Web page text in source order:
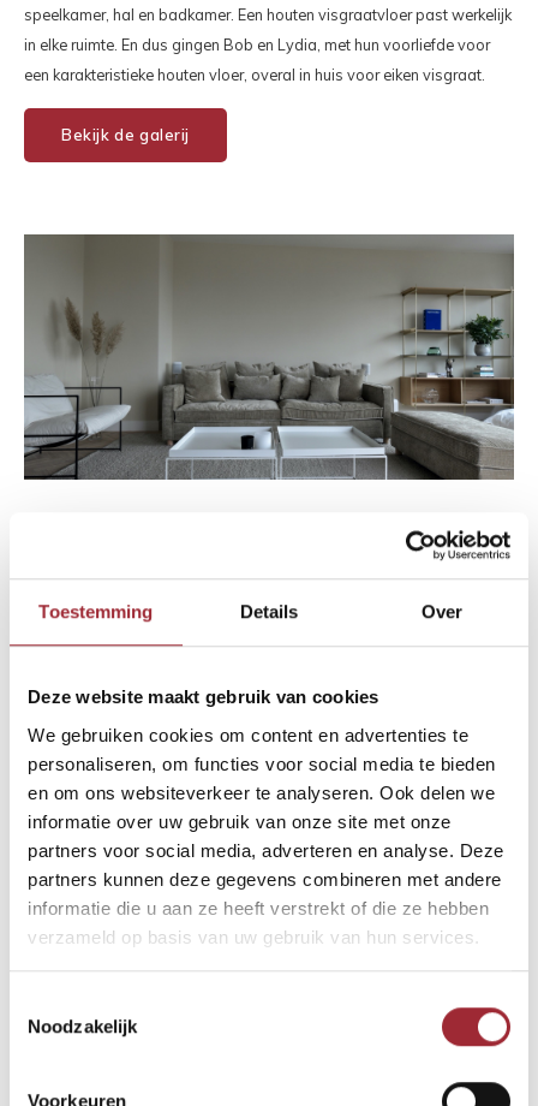
Toestemming Details Over
Deze website maakt gebruik van cookies
We gebruiken cookies om content en advertenties te
personaliseren, om functies voor social media te bieden
en om ons websiteverkeer te analyseren. Ook delen we
informatie over uw gebruik van onze site met onze
partners voor social media, adverteren en analyse. Deze
partners kunnen deze gegevens combineren met andere
informatie die u aan ze heeft verstrekt of die ze hebben
verzameld op basis van uw gebruik van hun services.
Noodzakelijk
Voorkeuren
speelkamer, hal en badkamer. Een houten visgraatvloer past werkelijk
in elke ruimte. En dus gingen Bob en Lydia, met hun voorliefde voor
een karakteristieke houten vloer, overal in huis voor eiken visgraat.
Bekijk de galerij
Binnenkijken bij Femke en Lucas
en licht. Welkom whitewash visgraatvloer!
met visgraatplanken in de maat 70x440 mm. Ja, er mochten gerust
wat noesten in zitten. ‘Hout mag eruitzien als hout!’ aldus Femke. Om
Lucas ook tevreden te stellen, werd de vloer afgewerkt met een luxe
whitewash hardwaxolie. Zij blij, hij blij.